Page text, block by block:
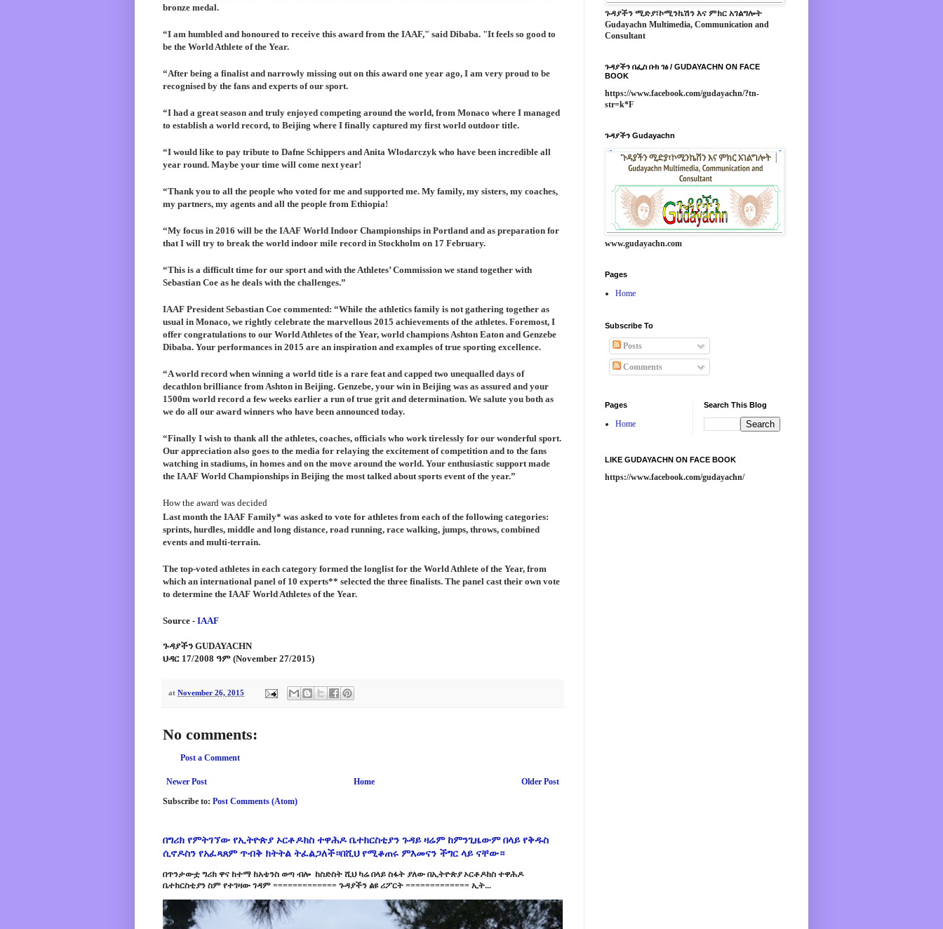
bronze medal.
“I am humbled and honoured to receive this award from the IAAF," said Dibaba. "It feels so good to
be the World Athlete of the Year.
“After being a finalist and narrowly missing out on this award one year ago, I am very proud to be
recognised by the fans and experts of our sport.
“I had a great season and truly enjoyed competing around the world, from Monaco where I managed
to establish a world record, to Beijing where I finally captured my first world outdoor title.
“I would like to pay tribute to Dafne Schippers and Anita Wlodarczyk who have been incredible all
year round. Maybe your time will come next year!
“Thank you to all the people who voted for me and supported me. My family, my sisters, my coaches,
my partners, my agents and all the people from Ethiopia!
“My focus in 2016 will be the IAAF World Indoor Championships in Portland and as preparation for
that I will try to break the world indoor mile record in Stockholm on 17 February.
“This is a difficult time for our sport and with the Athletes’ Commission we stand together with
Sebastian Coe as he deals with the challenges.”
IAAF President Sebastian Coe commented: “While the athletics family is not gathering together as
usual in Monaco, we rightly celebrate the marvellous 2015 achievements of the athletes. Foremost, I
offer congratulations to our World Athletes of the Year, world champions Ashton Eaton and Genzebe
Dibaba. Your performances in 2015 are an inspiration and examples of true sporting excellence.
“A world record when winning a world title is a rare feat and capped two unequalled days of
decathlon brilliance from Ashton in Beijing. Genzebe, your win in Beijing was as assured and your
1500m world record a few weeks earlier a run of true grit and determination. We salute you both as
we do all our award winners who have been announced today.
“Finally I wish to thank all the athletes, coaches, officials who work tirelessly for our wonderful sport.
Our appreciation also goes to the media for relaying the excitement of competition and to the fans
watching in stadiums, in homes and on the move around the world. Your enthusiastic support made
the IAAF World Championships in Beijing the most talked about sports event of the year.”
How the award was decided
Last month the IAAF Family* was asked to vote for athletes from each of the following categories:
sprints, hurdles, middle and long distance, road running, race walking, jumps, throws, combined
events and multi-terrain.
The top-voted athletes in each category formed the longlist for the World Athlete of the Year, from
which an international panel of 10 experts** selected the three finalists. The panel cast their own vote
to determine the IAAF World Athletes of the Year.
Source - IAAF
ጉዳያችን GUDAYACHN
ህዳር 17/2008 ዓም (November 27/2015)
at November 26, 2015
No comments:
Post a Comment
Newer Post Older Post
Home
Subscribe to: Post Comments (Atom)
በግሪክ የምትገኘው የኢትዮጵያ ኦርቶዶክስ ተዋሕዶ ቤተክርስቲያን ጉዳይ ዛሬም ከምንጊዜውም በላይ የቅዱስ
ሲኖዶስን የአፈጻጸም ጥብቅ ክትትል ትፈልጋለች።በሺህ የሚቆጠሩ ምእመናን ችግር ላይ ናቸው።
በጥንታውቷ ግሪክ ዋና ከተማ ከአቴንስ ወጣ ብሎ ከስድስት ሺህ ካሬ በላይ ስፋት ያለው በኢትዮጵያ ኦርቶዶክስ ተዋሕዶ
ቤተክርስቲያን ስም የተገዛው ገዳም ============= ጉዳያችን ልዩ ሪፖርት ============= ኢት...
ጉዳያችን ሚድያ፣ኮሚንኬሽን እና ምክር አገልግሎት
Gudayachn Multimedia, Communication and
Consultant
ጉዳያችን በፌስ ቡክ ገፅ / GUDAYACHN ON FACE
BOOK
https://www.facebook.com/gudayachn/?tn-
str=k*F
ጉዳያችን Gudayachn
www.gudayachn.com
Pages
Home
Subscribe To
Posts
Comments
Pages
Home
Search This Blog
LIKE GUDAYACHN ON FACE BOOK
https://www.facebook.com/gudayachn/